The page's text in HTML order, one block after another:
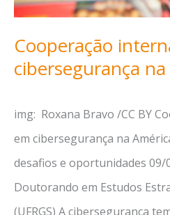
Cooperação
cibersegurança
img: Roxana Bravo /CC BY
em cibersegurança na
desafios e oportunidades 09/
Doutorando em Estudos
(UFRGS) A cibersegurança